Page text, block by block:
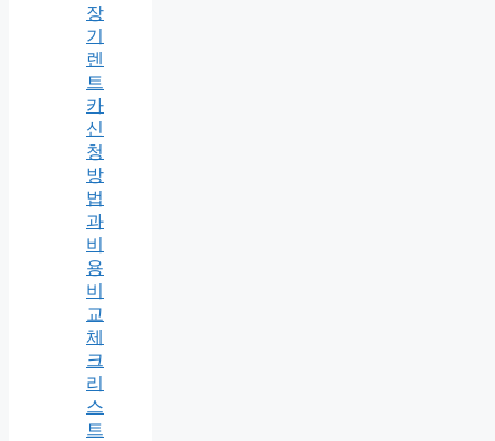
장
기
렌
트
카
신
청
방
법
과
비
용
비
교
체
크
리
스
트